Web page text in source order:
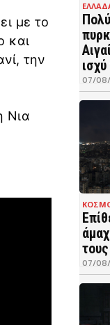
με το
και
την
Νια
07/08/
07/